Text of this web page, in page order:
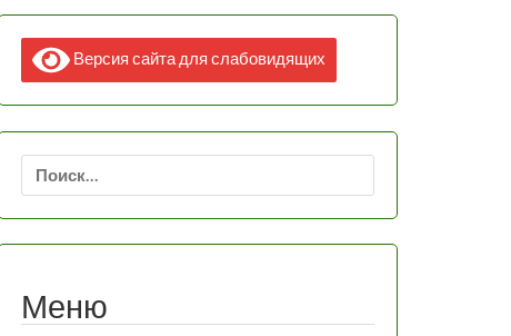
Версия сайта для слабовидящих
Найти:
Меню